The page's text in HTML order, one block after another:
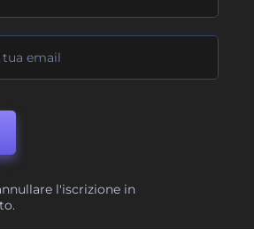
l'iscrizione in